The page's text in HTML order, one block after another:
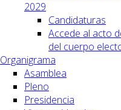
2029
Candidaturas
Accede al acto
del cuerpo
Organigrama
Asamblea
Pleno
Presidencia